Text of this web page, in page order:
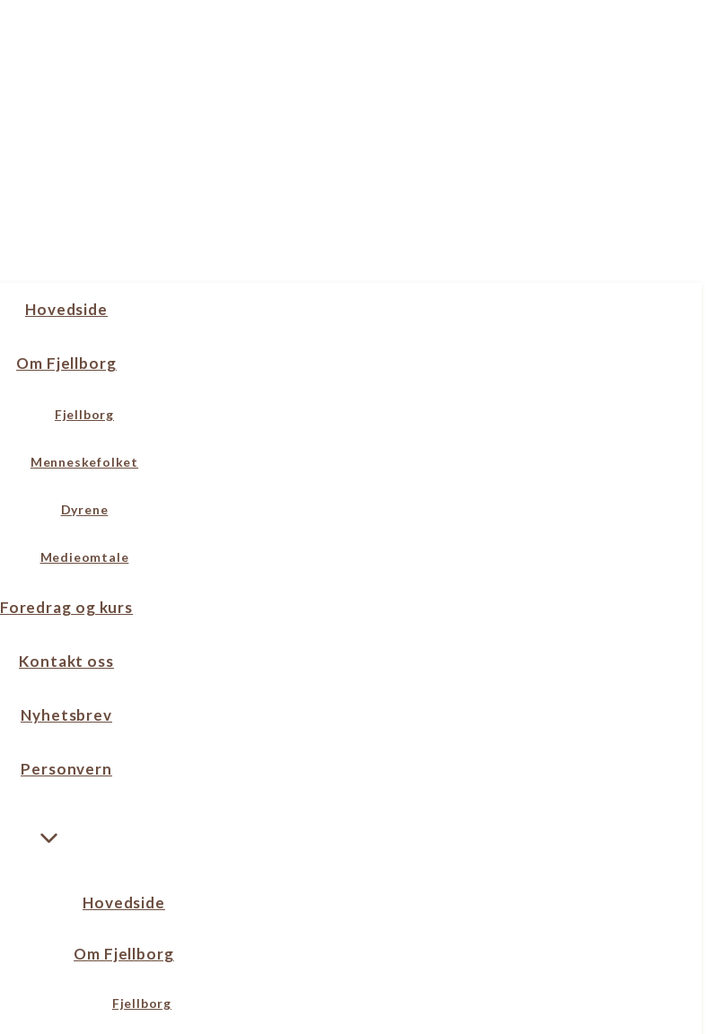
Hovedside
Om Fjellborg
Fjellborg
Menneskefolket
Dyrene
Medieomtale
Foredrag og kurs
Kontakt oss
Nyhetsbrev
Personvern
Hovedside
Om Fjellborg
Fjellborg